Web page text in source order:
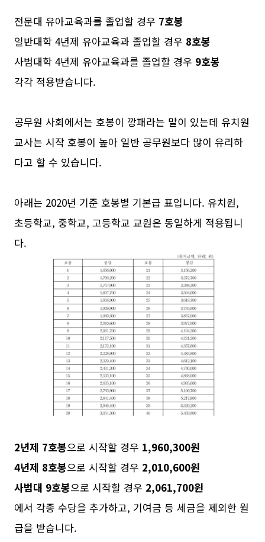
전문대 유아교육과를 졸업할 경우 7호봉
일반대학 4년제 유아교육과 졸업할 경우 8호봉
사범대학 4년제 유아교육과를 졸업할 경우 9호봉
각각 적용받습니다.
공무원 사회에서는 호봉이 깡패라는 말이 있는데 유치원
교사는 시작 호봉이 높아 일반 공무원보다 많이 유리하
다고 할 수 있습니다.
아래는 2020년 기준 호봉별 기본급 표입니다. 유치원,
초등학교, 중학교, 고등학교 교원은 동일하게 적용됩니
다.
2년제 7호봉으로 시작할 경우 1,960,300원
4년제 8호봉으로 시작할 경우 2,010,600원
사범대 9호봉으로 시작할 경우 2,061,700원
에서 각종 수당을 추가하고, 기여금 등 세금을 제외한 월
급을 받습니다.